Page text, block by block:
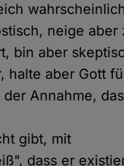
neige aber
bin aber
halte aber Gott
Annahme,
gibt, mit
dass er